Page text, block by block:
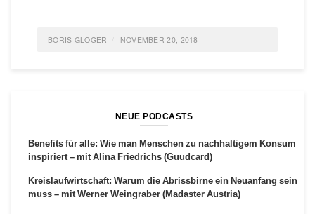
BORIS GLOGER NOVEMBER 20, 2018
0 COMMENTS
NEUE PODCASTS
Benefits für alle: Wie man Menschen zu nachhaltigem Konsum
inspiriert – mit Alina Friedrichs (Guudcard)
Kreislaufwirtschaft: Warum die Abrissbirne ein Neuanfang sein
muss – mit Werner Weingraber (Madaster Austria)